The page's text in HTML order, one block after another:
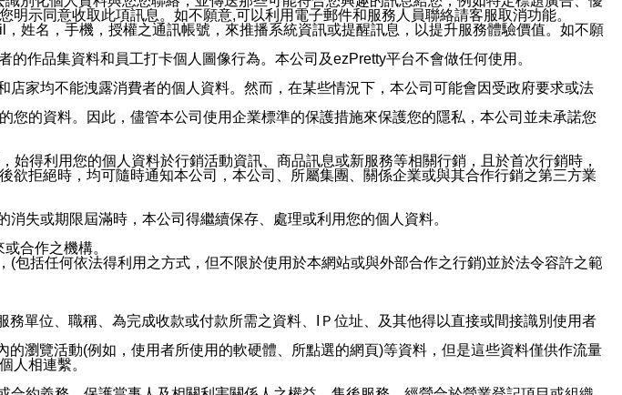
示同意收取此項訊息。如不願意,可以利用電子郵件和服務人員聯絡請客服取消功能。
姓名，手機，授權之通訊帳號，來推播系統資訊或提醒訊息，以提升服務體驗價值。如不願
作品集資料和員工打卡個人圖像行為。本公司及ezPretty平台不會做任何使用。
家均不能洩露消費者的個人資料。然而，在某些情況下，本公司可能會因受政府要求或法
的資料。因此，儘管本公司使用企業標準的保護措施來保護您的隱私，本公司並未承諾您
得利用您的個人資料於行銷活動資訊、商品訊息或新服務等相關行銷，且於首次行銷時，
拒絕時，均可隨時通知本公司，本公司、所屬集團、關係企業或與其合作行銷之第三方業
失或期限屆滿時，本公司得繼續保存、處理或利用您的個人資料。
合作之機構。
括任何依法得利用之方式，但不限於使用於本網站或與外部合作之行銷)並於法令容許之範
單位、職稱、為完成收款或付款所需之資料、IＰ位址、及其他得以直接或間接識別使用者
瀏覽活動(例如，使用者所使用的軟硬體、所點選的網頁)等資料，但是這些資料僅供作流量
人相連繫。